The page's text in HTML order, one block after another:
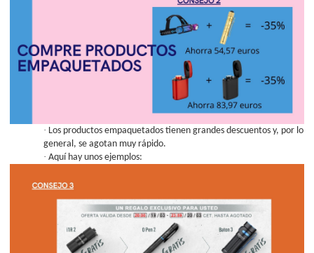
· Los productos empaquetados tienen grandes descuentos y, por lo
general, se agotan muy rápido.
·Aquí hay unos ejemplos: